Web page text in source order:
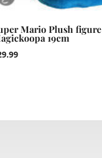
Mario Plush figure
19cm